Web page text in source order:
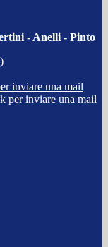
- Anelli - Pinto
inviare una mail
per inviare una mail